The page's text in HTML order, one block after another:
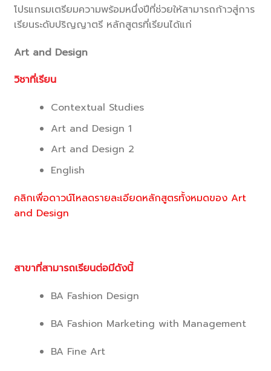
โปรแกรมเตรียมความพร้อมหนึ่งปีที่ช่วยให้สามารถก้าวสู่การ
เรียนระดับปริญญาตรี หลักสูตรที่เรียนได้แก่
Art and Design
วิชาที่เรียน
Contextual Studies
Art and Design 1
Art and Design 2
English
คลิกเพื่อดาวน์โหลดรายละเอียดหลักสูตรทั้งหมดของ Art
and Design
สาขาที่สามารถเรียนต่อมีดังนี้
BA Fashion Design
BA Fashion Marketing with Management
BA Fine Art